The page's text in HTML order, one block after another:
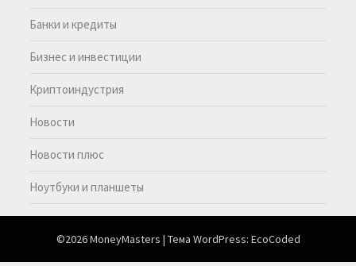
Банки и кредиты
Бизнес и инвестиции
Криптоиндустрия
Новости
Новости плюс
Ноутбуки и планшеты
©2026 MoneyMasters | Тема WordPress: EcoCoded